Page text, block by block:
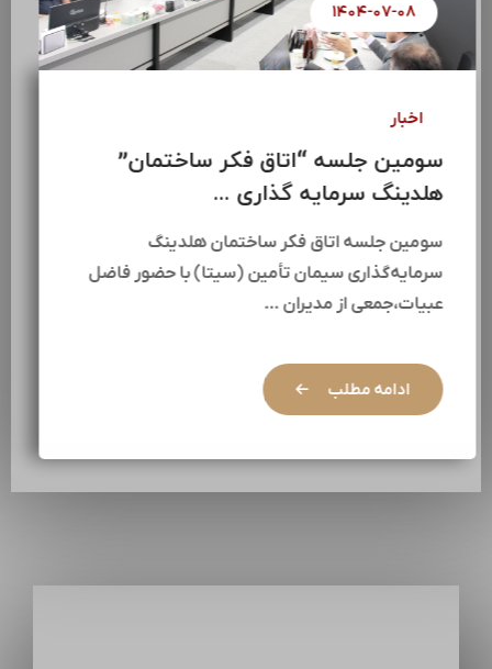
۱۴۰۴-۰۷-۰۸
اخبار
سومین جلسه “اتاق فکر ساختمان”
هلدینگ سرمایه گذاری ...
سومین جلسه اتاق فکر ساختمان هلدینگ
سرمایه‌گذاری سیمان تأمین (سیتا) با حضور فاضل
عبیات،جمعی از مدیران …
ادامه مطلب